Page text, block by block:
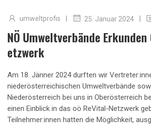
umweltprofis | 25. Januar 2024 |
NÖ Umweltverbände Erkunden
Etzwerk
Am 18. Jänner 2024 durften wir
niederösterreichischen Umweltverbände
Niederösterreich bei uns in Oberösterreich
einen Einblick in das oö ReVital-Netzwerk
Teilnehmer:innen hatten die Möglichkeit,